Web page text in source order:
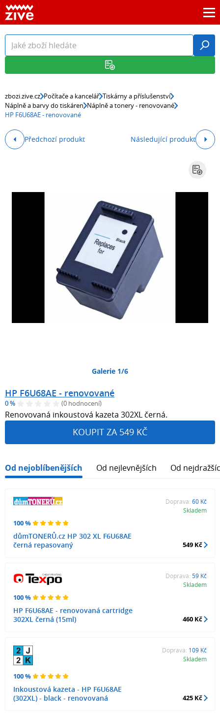
zbozi.zive.cz Počítače a kancelář Tiskárny a příslušenství
Náplně a barvy do tiskáren Náplně a tonery - renovované
HP F6U68AE - renovované
Předchozí produkt Následující produkt
Galerie 1/6
HP F6U68AE - renovované
0 % (0 hodnocení)
Renovovaná inkoustová kazeta 302XL černá.
KOUPIT ZA 549 KČ
Od nejoblíbenějších Od nejlevnějších Od
100 %
důmTONERŮ.cz HP 302 XL F6U68AE
černá repasovaný
Doprava: 60 Kč
Skladem
549 Kč
100 %
HP F6U68AE - renovovaná cartridge
302XL černá (15ml)
Doprava: 59 Kč
Skladem
460 Kč
100 %
Inkoustová kazeta - HP F6U68AE
(302XL) - black - renovovaná
Doprava: 109 Kč
Skladem
425 Kč